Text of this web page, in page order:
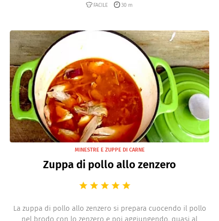
FACILE 30 m
MINESTRE E ZUPPE DI CARNE
Zuppa di pollo allo zenzero
La zuppa di pollo allo zenzero si prepara cuocendo il pollo
nel brodo con lo zenzero e poi aggiungendo, quasi al